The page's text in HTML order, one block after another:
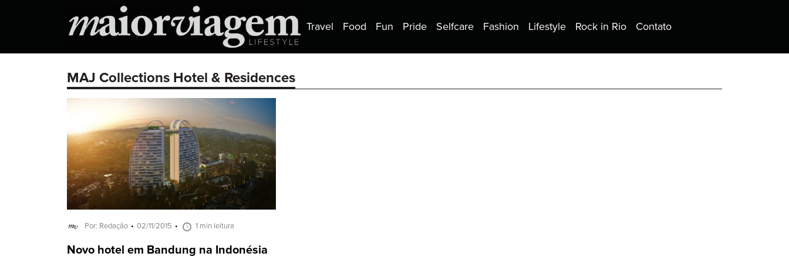
Travel Food Fun Pride Selfcare Fashion Lifestyle Rock in Rio Contato
MAJ Collections Hotel & Residences
Por: Redação 02/11/2015 1 min leitura
Novo hotel em Bandung na Indonésia